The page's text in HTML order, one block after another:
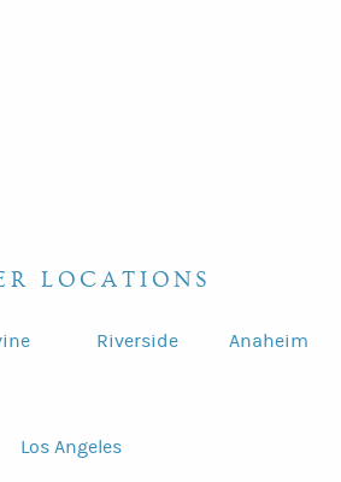
LOCATIONS
Riverside Anaheim
Los Angeles